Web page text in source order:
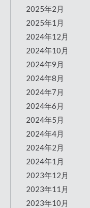
2025年2月
2025年1月
2024年12月
2024年10月
2024年9月
2024年8月
2024年7月
2024年6月
2024年5月
2024年4月
2024年2月
2024年1月
2023年12月
2023年11月
2023年10月